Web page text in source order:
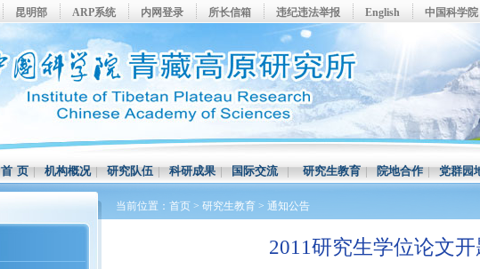
昆明部 ARP系统 内网登录 所长信箱 违纪违法举报 English 中国科学院
首 页|机构概况|研究队伍|科研成果|国际交流|研究生教育|院地合作|党群园
当前位置： 首页 > 研究生教育 > 通知公告
2011研究生学位论文